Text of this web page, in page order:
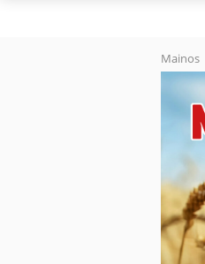
Mainos